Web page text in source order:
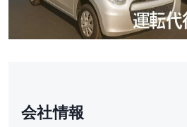
会社情報